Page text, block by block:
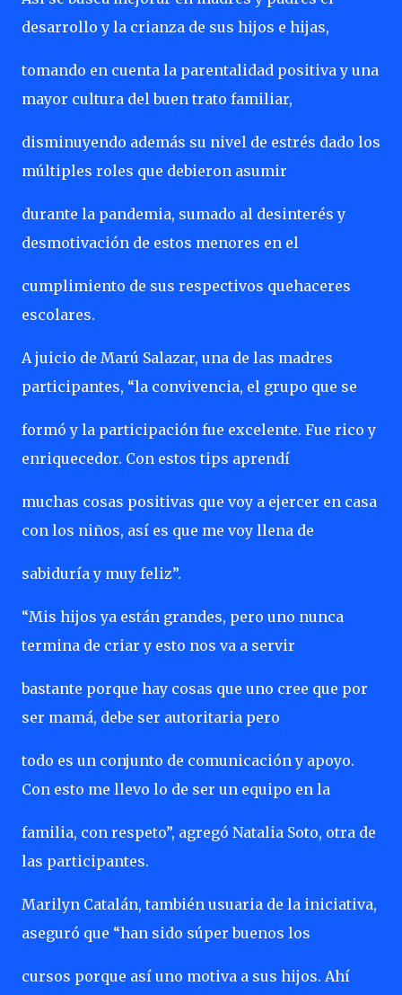
desarrollo y la crianza de sus hijos e hijas,
tomando en cuenta la parentalidad positiva y una
mayor cultura del buen trato familiar,
disminuyendo además su nivel de estrés dado los
múltiples roles que debieron asumir
durante la pandemia, sumado al desinterés y
desmotivación de estos menores en el
cumplimiento de sus respectivos quehaceres
escolares.
A juicio de Marú Salazar, una de las madres
participantes, “la convivencia, el grupo que se
formó y la participación fue excelente. Fue rico y
enriquecedor. Con estos tips aprendí
muchas cosas positivas que voy a ejercer en casa
con los niños, así es que me voy llena de
sabiduría y muy feliz”.
“Mis hijos ya están grandes, pero uno nunca
termina de criar y esto nos va a servir
bastante porque hay cosas que uno cree que por
ser mamá, debe ser autoritaria pero
todo es un conjunto de comunicación y apoyo.
Con esto me llevo lo de ser un equipo en la
familia, con respeto”, agregó Natalia Soto, otra de
las participantes.
Marilyn Catalán, también usuaria de la iniciativa,
aseguró que “han sido súper buenos los
cursos porque así uno motiva a sus hijos. Ahí